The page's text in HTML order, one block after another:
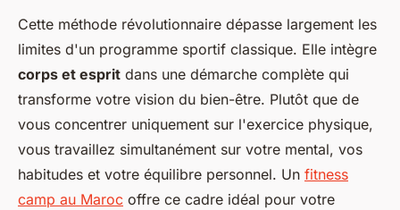
Cette méthode révolutionnaire dépasse largement les
limites d'un programme sportif classique. Elle intègre
corps et esprit dans une démarche complète qui
transforme votre vision du bien-être. Plutôt que de
vous concentrer uniquement sur l'exercice physique,
vous travaillez simultanément sur votre mental, vos
habitudes et votre équilibre personnel. Un fitness
camp au Maroc offre ce cadre idéal pour votre